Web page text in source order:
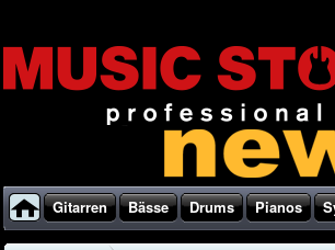
Gitarren Bässe Drums Pianos